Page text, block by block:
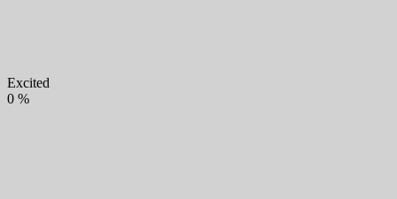
Excited
0 %